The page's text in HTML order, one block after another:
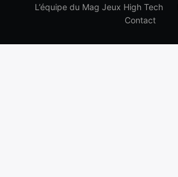
L’équipe du Mag Jeux High Tech
Contact